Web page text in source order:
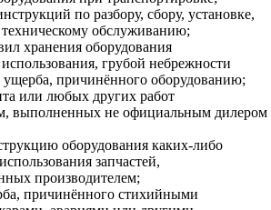
по разбору, сбору, установке,
обслуживанию;
хранения оборудования
грубой небрежности
причинённого оборудованию;
или любых других работ
выполненных не официальным дилером
оборудования каких‑либо
запчастей,
производителем;
причинённого стихийными